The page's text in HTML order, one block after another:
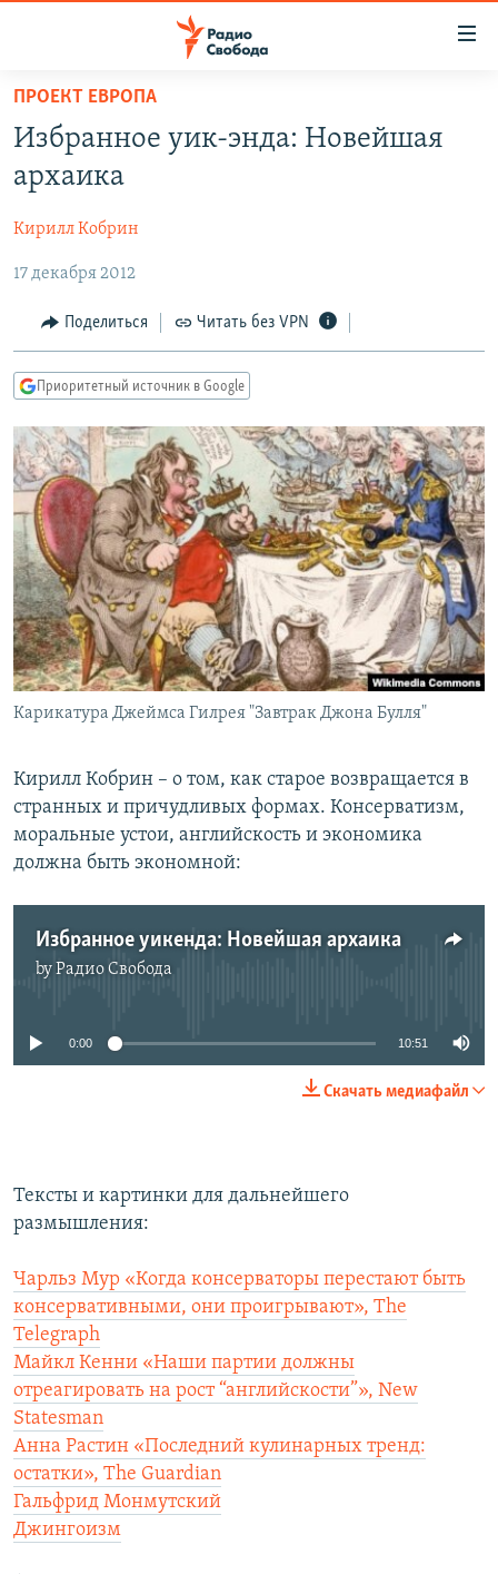
упрощенного
доступа
основному
Вернутся
главной
навигации
Вернутся
поиску
ПРОГРАММЫ
ПОДКАСТЫ
АВТОРСКИЕ ПРОЕКТЫ
ЦИТАТЫ СВОБОДЫ
МНЕНИЯ
КУЛЬТУРА
IDEL.РЕАЛИИ
КАВКАЗ.РЕАЛИИ
СЕВЕР.РЕАЛИИ
СИБИРЬ.РЕАЛИИ
РАСПИСАНИЕ ВЕЩАНИЯ
ПОДПИШИТЕСЬ НА РАССЫЛКУ
СОЦИАЛЬНЫЕ СЕТИ
Все сайты РСЕ/РС
ПРОЕКТ ЕВРОПА
Избранное уик-энда: Новейшая
архаика
Кирилл Кобрин
17 декабря 2012
Поделиться Читать без VPN
Приоритетный источник в Google
Карикатура Джеймса Гилрея "Завтрак Джона Булля"
Кирилл Кобрин – о том, как старое возвращается в
странных и причудливых формах. Консерватизм,
моральные устои, английскость и экономика
должна быть экономной:
Избранное уикенда: Новейшая архаика
byРадио Свобода
No media source currently available
0:00 10:51
Скачать медиафайл
Тексты и картинки для дальнейшего
размышления:
Чарльз Мур «Когда консерваторы перестают быть
консервативными, они проигрывают», The
Telegraph
Майкл Кенни «Наши партии должны
отреагировать на рост “английскости”», New
Statesman
Анна Растин «Последний кулинарных тренд:
остатки», The Guardian
Гальфрид Монмутский
Джингоизм